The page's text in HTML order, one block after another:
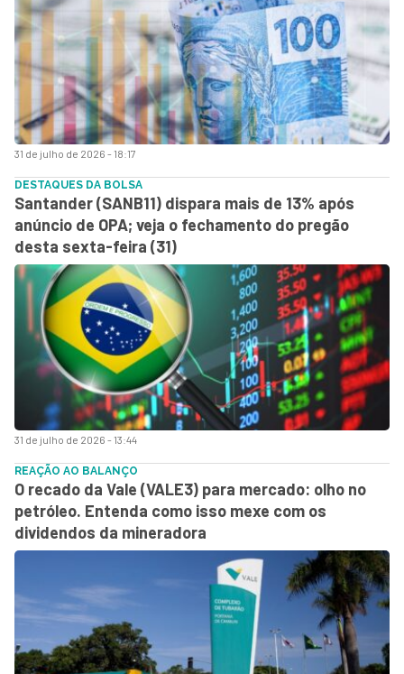
31 de julho de 2026 - 18:17
31 de julho de 2026 - 13:44
DESTAQUES DA BOLSA
Santander (SANB11) dispara mais de 13% após
anúncio de OPA; veja o fechamento do pregão
desta sexta-feira (31)
REAÇÃO AO BALANÇO
O recado da Vale (VALE3) para mercado: olho no
petróleo. Entenda como isso mexe com os
dividendos da mineradora